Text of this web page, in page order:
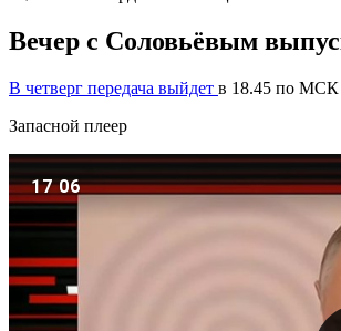
Вечер с Соловьёвым
В четверг передача выйдет в 18.45 по МСК
Запасной плеер